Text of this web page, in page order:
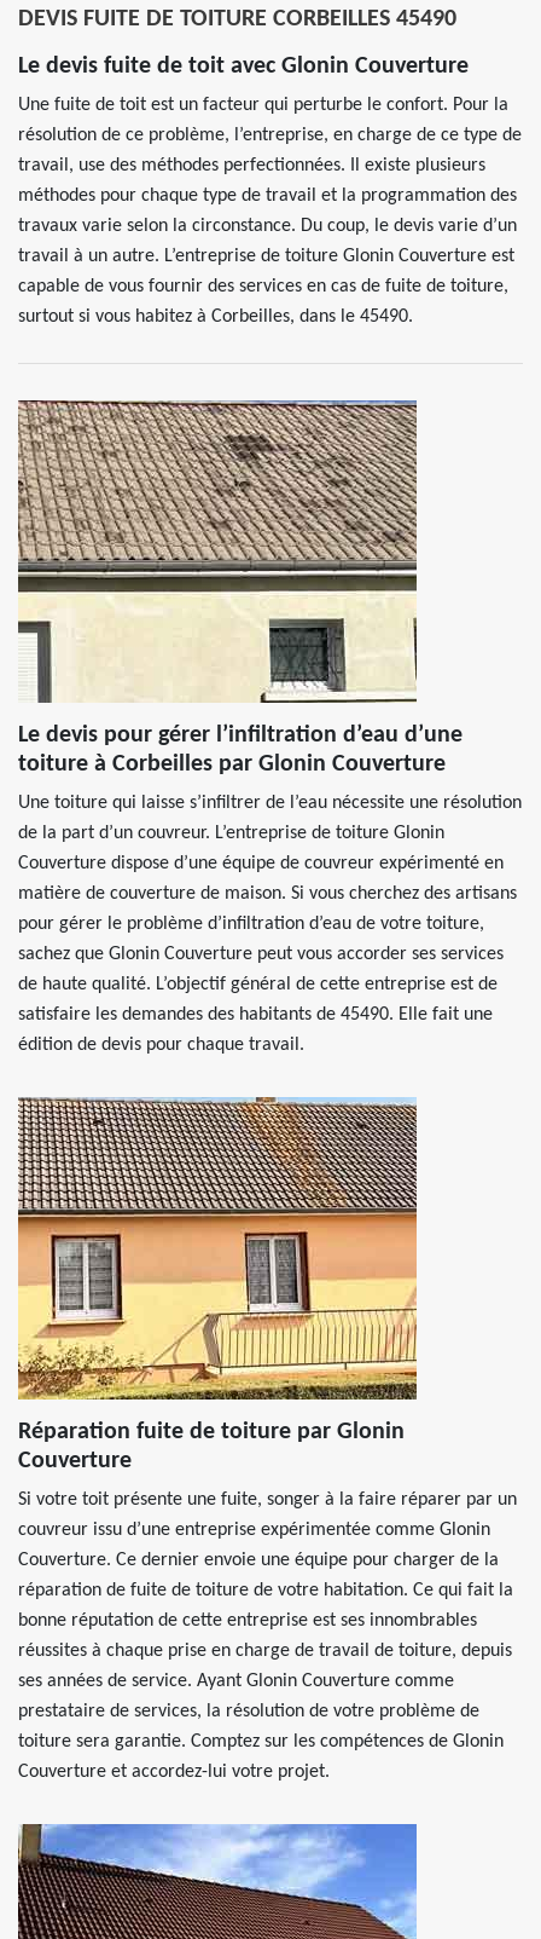
DEVIS FUITE DE TOITURE CORBEILLES 45490
Le devis fuite de toit avec Glonin Couverture
Une fuite de toit est un facteur qui perturbe le confort. Pour la
résolution de ce problème, l’entreprise, en charge de ce type de
travail, use des méthodes perfectionnées. Il existe plusieurs
méthodes pour chaque type de travail et la programmation des
travaux varie selon la circonstance. Du coup, le devis varie d’un
travail à un autre. L’entreprise de toiture Glonin Couverture est
capable de vous fournir des services en cas de fuite de toiture,
surtout si vous habitez à Corbeilles, dans le 45490.
Le devis pour gérer l’infiltration d’eau d’une
toiture à Corbeilles par Glonin Couverture
Une toiture qui laisse s’infiltrer de l’eau nécessite une résolution
de la part d’un couvreur. L’entreprise de toiture Glonin
Couverture dispose d’une équipe de couvreur expérimenté en
matière de couverture de maison. Si vous cherchez des artisans
pour gérer le problème d’infiltration d’eau de votre toiture,
sachez que Glonin Couverture peut vous accorder ses services
de haute qualité. L’objectif général de cette entreprise est de
satisfaire les demandes des habitants de 45490. Elle fait une
édition de devis pour chaque travail.
Réparation fuite de toiture par Glonin
Couverture
Si votre toit présente une fuite, songer à la faire réparer par un
couvreur issu d’une entreprise expérimentée comme Glonin
Couverture. Ce dernier envoie une équipe pour charger de la
réparation de fuite de toiture de votre habitation. Ce qui fait la
bonne réputation de cette entreprise est ses innombrables
réussites à chaque prise en charge de travail de toiture, depuis
ses années de service. Ayant Glonin Couverture comme
prestataire de services, la résolution de votre problème de
toiture sera garantie. Comptez sur les compétences de Glonin
Couverture et accordez-lui votre projet.